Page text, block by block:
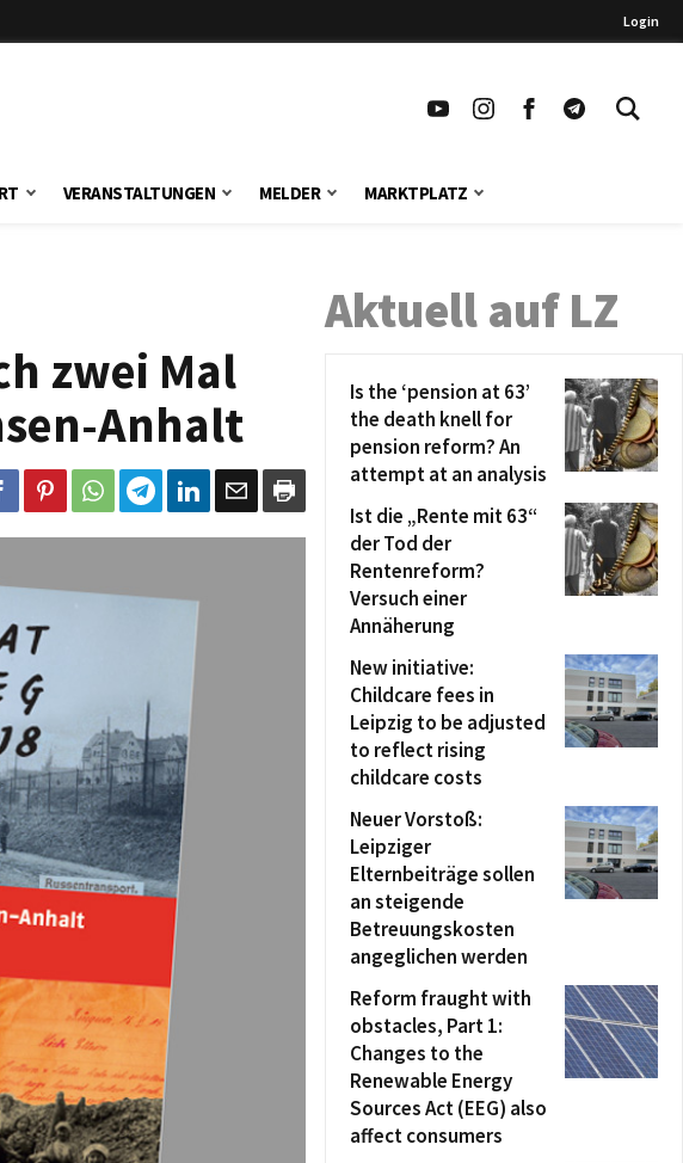
Login
VERANSTALTUNGEN MELDER MARKTPLATZ
zwei Mal
Anhalt
Aktuell auf LZ
Is the ‘pension at 63’
the death knell for
pension reform? An
attempt at an analysis
Ist die „Rente mit 63“
der Tod der
Rentenreform?
Versuch einer
Annäherung
New initiative:
Childcare fees in
Leipzig to be adjusted
to reflect rising
childcare costs
Neuer Vorstoß:
Leipziger
Elternbeiträge sollen
an steigende
Betreuungskosten
angeglichen werden
Reform fraught with
obstacles, Part 1:
Changes to the
Renewable Energy
Sources Act (EEG) also
affect consumers